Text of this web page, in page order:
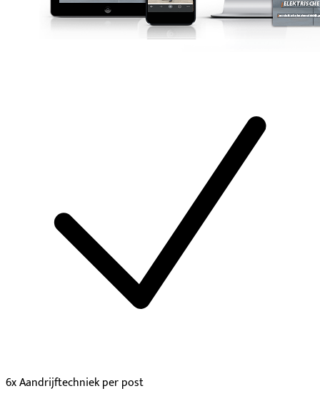
6x Aandrijftechniek per post